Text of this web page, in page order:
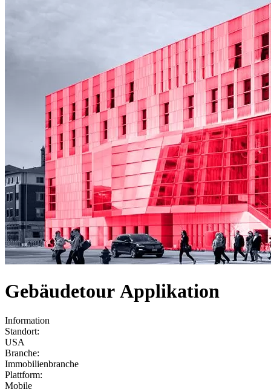
Gebäudetour Applikation
Information
Standort:
USA
Branche:
Immobilienbranche
Plattform:
Mobile